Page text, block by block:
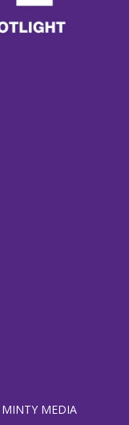
MINTY MEDIA